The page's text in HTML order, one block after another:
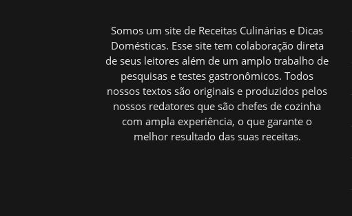
Somos um site de Receitas Culinárias e Dicas
Domésticas. Esse site tem colaboração direta
de seus leitores além de um amplo trabalho de
pesquisas e testes gastronômicos. Todos
nossos textos são originais e produzidos pelos
nossos redatores que são chefes de cozinha
com ampla experiência, o que garante o
melhor resultado das suas receitas.